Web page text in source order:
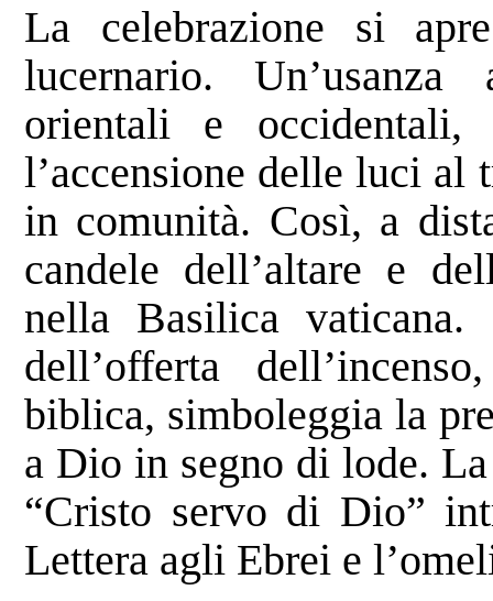
La celebrazione si
lucernario.
orientali e occidentali,
l’accensione delle luci al
in comunità. Così, a
candele dell’altare e
nella Basilica
dell’offerta
biblica, simboleggia la
a Dio in segno di lode.
“Cristo servo di Dio”
Lettera agli Ebrei e